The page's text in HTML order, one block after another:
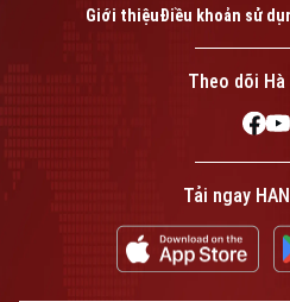
Tòa soạn
Bản quyền thuộc về Cơ quan Báo và
phép số: Số 63/GP-TTDT, cấp ngày 10/
Giới thiệuĐiều khoản sử
Theo dõi Hà
Tải ngay